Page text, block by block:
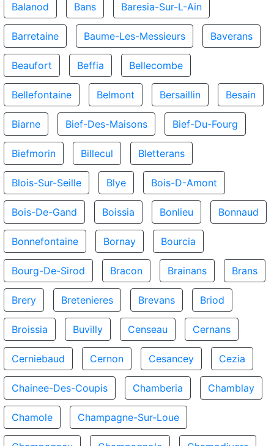
Balanod Bans Baresia-Sur-L-Ain
Barretaine Baume-Les-Messieurs Baverans
Beaufort Beffia Bellecombe
Bellefontaine Belmont Bersaillin Besain
Biarne Bief-Des-Maisons Bief-Du-Fourg
Biefmorin Billecul Bletterans
Blois-Sur-Seille Blye Bois-D-Amont
Bois-De-Gand Boissia Bonlieu Bonnaud
Bonnefontaine Bornay Bourcia
Bourg-De-Sirod Bracon Brainans Brans
Brery Bretenieres Brevans Briod
Broissia Buvilly Censeau Cernans
Cerniebaud Cernon Cesancey Cezia
Chainee-Des-Coupis Chamberia Chamblay
Chamole Champagne-Sur-Loue